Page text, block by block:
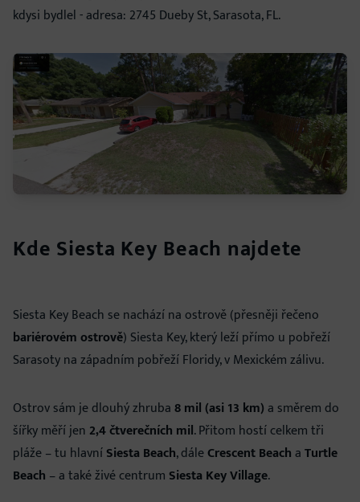
kdysi bydlel - adresa: 2745 Dueby St, Sarasota, FL.
Kde Siesta Key Beach najdete
Siesta Key Beach se nachází na ostrově (přesněji řečeno
bariérovém ostrově) Siesta Key, který leží přímo u pobřeží
Sarasoty na západním pobřeží Floridy, v Mexickém zálivu.
Ostrov sám je dlouhý zhruba8 mil (asi 13 km)a směrem do
šířky měří jen 2,4 čtverečních mil. Přitom hostí celkem tři
pláže – tu hlavníSiesta Beach, dáleCrescent BeachaTurtle
Beach – a také živé centrum Siesta Key Village.